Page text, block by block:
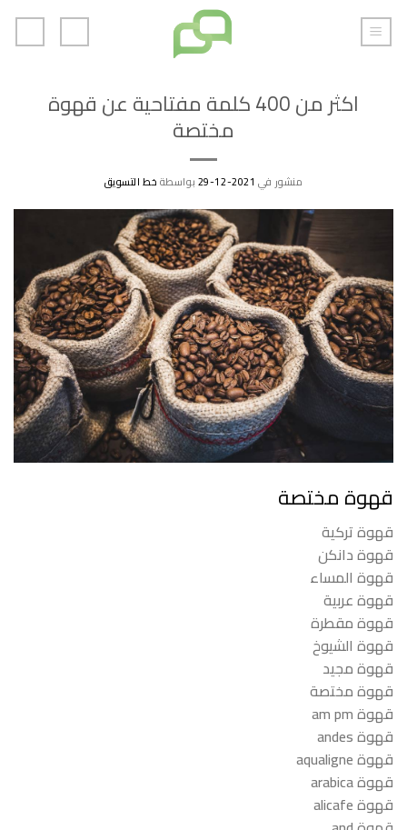
تخطي
للمحتوى
اكثر من 400 كلمة مفتاحية عن قهوة
مختصة
منشور في 2021-12-29 بواسطةخط التسويق
قهوة مختصة
قهوة تركية
قهوة دانكن
قهوة المساء
قهوة عربية
قهوة مقطرة
قهوة الشيوخ
قهوة مجيد
قهوة مختصة
قهوة am pm
قهوة andes
قهوة aqualigne
قهوة arabica
قهوة alicafe